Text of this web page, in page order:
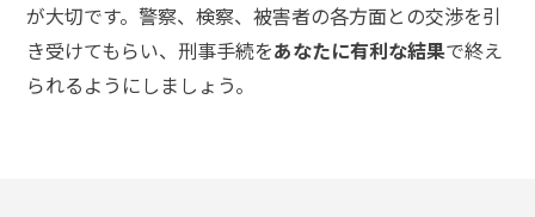
が大切です。警察、検察、被害者の各方面との交渉を引
き受けてもらい、刑事手続をあなたに有利な結果で終え
られるようにしましょう。